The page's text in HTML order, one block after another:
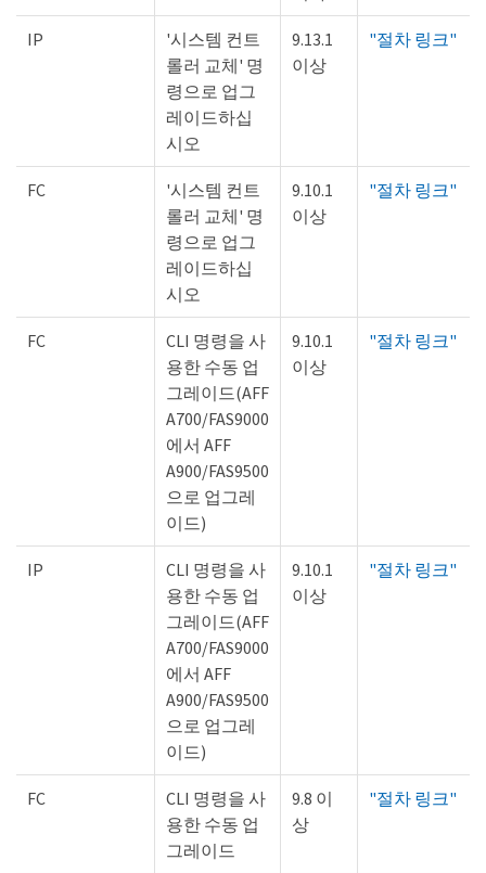
IP
'시스템 컨트
롤러 교체' 명
령으로 업그
레이드하십
시오
9.13.1
이상
"절차 링크"
FC
'시스템 컨트
롤러 교체' 명
령으로 업그
레이드하십
시오
9.10.1
이상
"절차 링크"
FC
CLI 명령을 사
용한 수동 업
그레이드(AFF
A700/FAS9000
에서 AFF
A900/FAS9500
으로 업그레
이드)
9.10.1
이상
"절차 링크"
IP
CLI 명령을 사
용한 수동 업
그레이드(AFF
A700/FAS9000
에서 AFF
A900/FAS9500
으로 업그레
이드)
9.10.1
이상
"절차 링크"
FC
CLI 명령을 사
용한 수동 업
그레이드
9.8 이
상
"절차 링크"